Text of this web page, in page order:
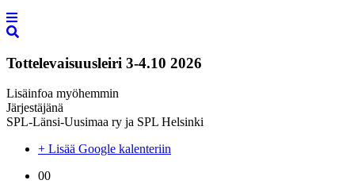
Tottelevaisuusleiri 3-4.10 2026
Lisäinfoa myöhemmin
Järjestäjänä
SPL-Länsi-Uusimaa ry ja SPL Helsinki
+ Lisää Google kalenteriin
00